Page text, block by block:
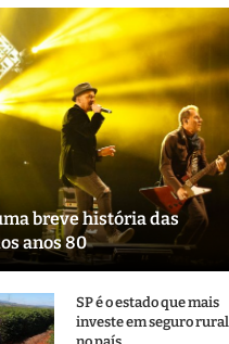
breve história das
anos 80
SP é o estado que mais
investe em seguro rural